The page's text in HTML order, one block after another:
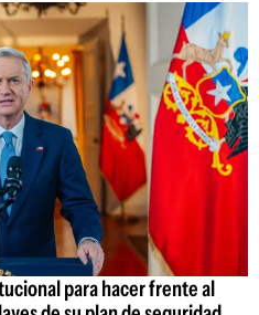
para hacer frente al